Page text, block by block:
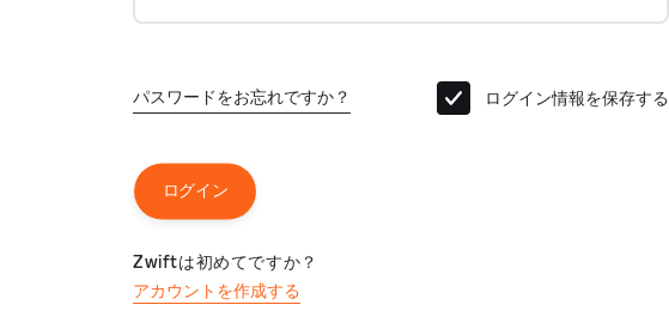
パスワードをお忘れですか？ ログイン情報を保存する
ログイン
Zwiftは初めてですか？
アカウントを作成する